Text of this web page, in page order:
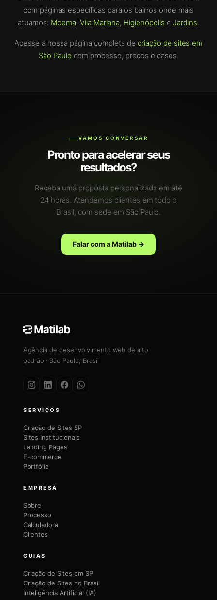
com páginas específicas para os bairros onde mais
atuamos: Moema, Vila Mariana, Higienópolis e Jardins.
Acesse a nossa página completa de criação de sites em
São Paulo com processo, preços e cases.
VAMOS CONVERSAR
Pronto para acelerar seus
resultados?
Receba uma proposta personalizada em até
24 horas. Atendemos clientes em todo o
Brasil, com sede em São Paulo.
Falar com a Matilab →
Agência de desenvolvimento web de alto
padrão · São Paulo, Brasil
SERVIÇOS
Criação de Sites SP
Sites Institucionais
Landing Pages
E-commerce
Portfólio
EMPRESA
Sobre
Processo
Calculadora
Clientes
GUIAS
Criação de Sites em SP
Criação de Sites no Brasil
Inteligência Artificial (IA)